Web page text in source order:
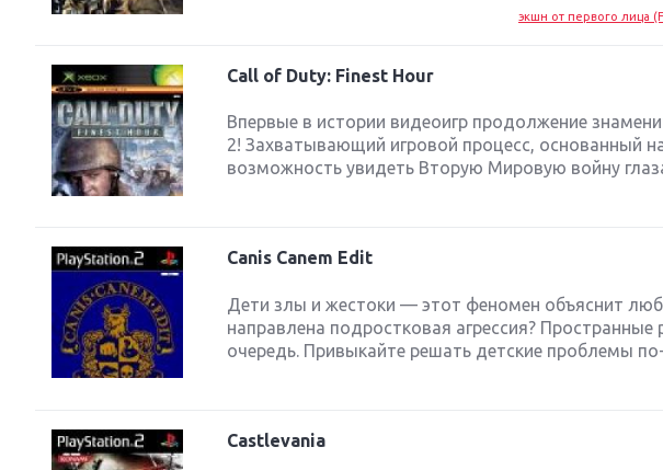
экшн от первого лица
Call of Duty: Finest Hour
Впервые в истории видеоигр продолжение
2! Захватывающий игровой процесс, основанный
возможность увидеть Вторую Мировую войну
Canis Canem Edit
Дети злы и жестоки — этот феномен объяснит
направлена подростковая агрессия?
очередь. Привыкайте решать детские проблемы
Castlevania